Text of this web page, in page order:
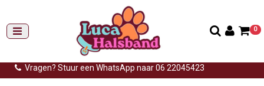
Gemiddelde levertijd: 3 tot 14 werkdagen
Gratis verzending (NL) vanaf €99,-
Vragen? Stuur een WhatsApp naar 06 22045423
0